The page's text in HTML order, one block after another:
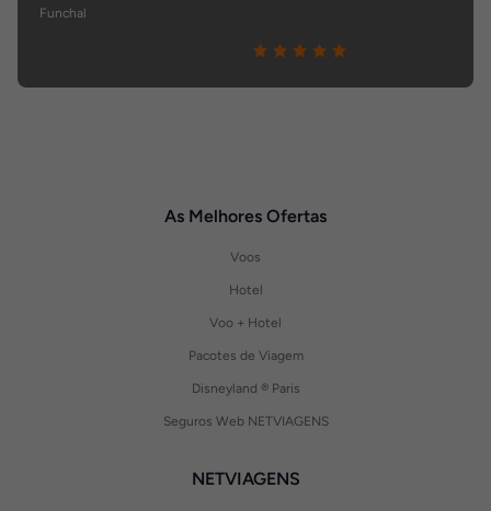
Funchal
As Melhores Ofertas
Voos
Hotel
Voo + Hotel
Pacotes de Viagem
Disneyland ® Paris
Seguros Web NETVIAGENS
NETVIAGENS